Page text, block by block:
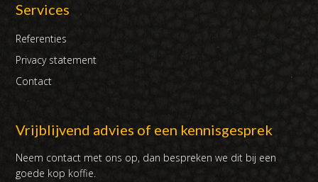
Services
Referenties
Privacy statement
Contact
Vrijblijvend advies of een kennisgesprek
Neem contact met ons op, dan bespreken we dit bij een
goede kop koffie.